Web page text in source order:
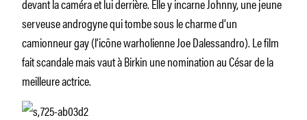
serveuse androgyne qui tombe sous le charme d’un
camionneur gay (l’icône warholienne Joe Dalessandro). Le film
fait scandale mais vaut à Birkin une nomination au César de la
meilleure actrice.